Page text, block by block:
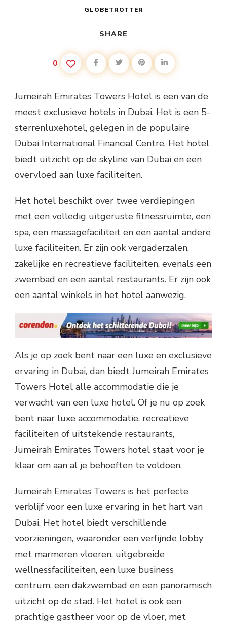
GLOBETROTTER
SHARE
0
Jumeirah Emirates Towers Hotel is een van de
meest exclusieve hotels in Dubai. Het is een 5-
sterrenluxehotel, gelegen in de populaire
Dubai International Financial Centre. Het hotel
biedt uitzicht op de skyline van Dubai en een
overvloed aan luxe faciliteiten.
Het hotel beschikt over twee verdiepingen
met een volledig uitgeruste fitnessruimte, een
spa, een massagefaciliteit en een aantal andere
luxe faciliteiten. Er zijn ook vergaderzalen,
zakelijke en recreatieve faciliteiten, evenals een
zwembad en een aantal restaurants. Er zijn ook
een aantal winkels in het hotel aanwezig.
Als je op zoek bent naar een luxe en exclusieve
ervaring in Dubai, dan biedt Jumeirah Emirates
Towers Hotel alle accommodatie die je
verwacht van een luxe hotel. Of je nu op zoek
bent naar luxe accommodatie, recreatieve
faciliteiten of uitstekende restaurants,
Jumeirah Emirates Towers hotel staat voor je
klaar om aan al je behoeften te voldoen.
Jumeirah Emirates Towers is het perfecte
verblijf voor een luxe ervaring in het hart van
Dubai. Het hotel biedt verschillende
voorzieningen, waaronder een verfijnde lobby
met marmeren vloeren, uitgebreide
wellnessfaciliteiten, een luxe business
centrum, een dakzwembad en een panoramisch
uitzicht op de stad. Het hotel is ook een
prachtige gastheer voor op de vloer, met